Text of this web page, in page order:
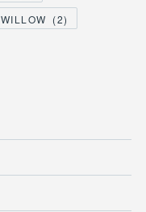
WILLOW (2)